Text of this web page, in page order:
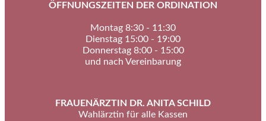
ÖFFNUNGSZEITEN DER ORDINATION
Montag 8:30 - 11:30
Dienstag 15:00 - 19:00
Donnerstag 8:00 - 15:00
und nach Vereinbarung
FRAUENÄRZTIN DR. ANITA SCHILD
Wahlärztin für alle Kassen